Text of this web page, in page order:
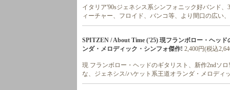
イタリア'90sジェネシス系シンフォニック好バンド
ィーチャー、フロイド、バンコ等、より間口の広い
SPITZEN / About Time ('25) 現フランボロー・ヘッ
ンダ・メロディック・シンフォ傑作! 2,400円(税込
現 フランボロー・ヘッドのギタリスト、新作2ndソ
な、ジェネシス/ハケット系王道オランダ・メロディ